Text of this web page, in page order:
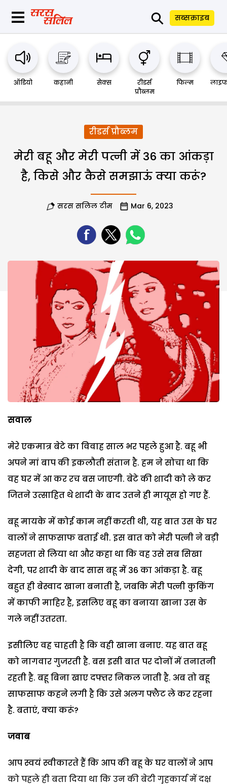
⚲ सब्सक्राइब
ऑडियो कहानी सेक्स
रीडर्स
प्रौब्लम
फिल्म
रीडर्स प्रौब्लम
मेरी बहू और मेरी पत्नी में 36 का आंकड़ा
है, किसे और कैसे समझाऊं क्या करूं?
सरस सलिल टीम Mar 6, 2023
सवाल
मेरे एकमात्र बेटे का विवाह साल भर पहले हुआ है. बहू भी
अपने मां बाप की इकलौती संतान है. हम ने सोचा था कि
वह घर में आ कर रच बस जाएगी. बेटे की शादी को ले कर
जितने उत्साहित थे शादी के बाद उतने ही मायूस हो गए हैं.
बहू मायके में कोई काम नहीं करती थी, यह बात उस के घर
वालों ने साफसाफ बताई थी. इस बात को मेरी पत्नी ने बड़ी
सहजता से लिया था और कहा था कि वह उसे सब सिखा
देगी, पर शादी के बाद सास बहू में 36 का आंकड़ा है. बहू
बहुत ही बेस्वाद खाना बनाती है, जबकि मेरी पत्नी कुकिंग
में काफी माहिर है, इसलिए बहू का बनाया खाना उस के
गले नहीं उतरता.
इसीलिए वह चाहती है कि वही खाना बनाए. यह बात बहू
को नागवार गुजरती है. बस इसी बात पर दोनों में तनातनी
रहती है. बहू बिना खाए दफ्तर निकल जाती है. अब तो बहू
साफसाफ कहने लगी है कि उसे अलग फ्लैट ले कर रहना
है. बताएं, क्या करूं?
जवाब
आप स्वयं स्वीकारते हैं कि आप की बहू के घर वालों ने आप
को पहले ही बता दिया था कि उन की बेटी गृहकार्य में दक्ष